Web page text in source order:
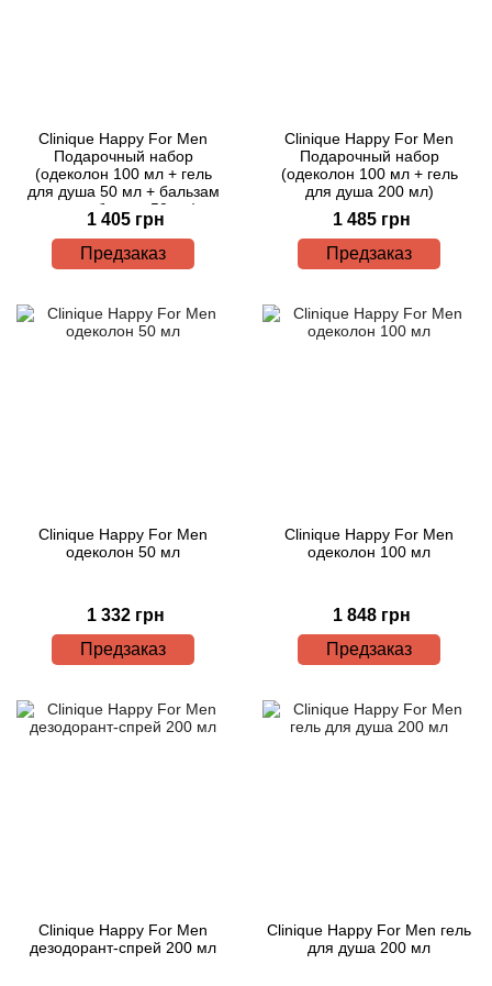
Clinique Happy For Men
Подарочный набор
(одеколон 100 мл + гель
для душа 50 мл + бальзам
после бритья 50 мл)
1 405 грн
Предзаказ
Clinique Happy For Men
Подарочный набор
(одеколон 100 мл + гель
для душа 200 мл)
1 485 грн
Предзаказ
Clinique Happy For Men
одеколон 50 мл
1 332 грн
Предзаказ
Clinique Happy For Men
одеколон 100 мл
1 848 грн
Предзаказ
Clinique Happy For Men
дезодорант-спрей 200 мл
Clinique Happy For Men гель
для душа 200 мл